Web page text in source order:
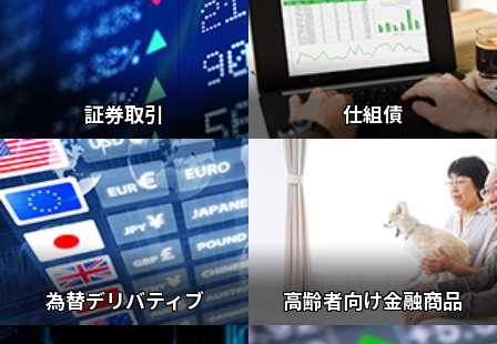
証券取引 仕組債
為替デリバティブ 高齢者向け金融商品